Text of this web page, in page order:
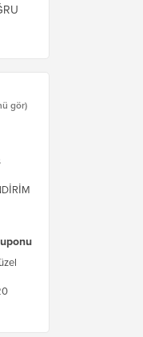
gör)